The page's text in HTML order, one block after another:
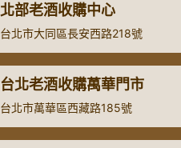
北部老酒收購中心
台北市大同區長安西路218號
台北老酒收購萬華門市
台北市萬華區西藏路185號